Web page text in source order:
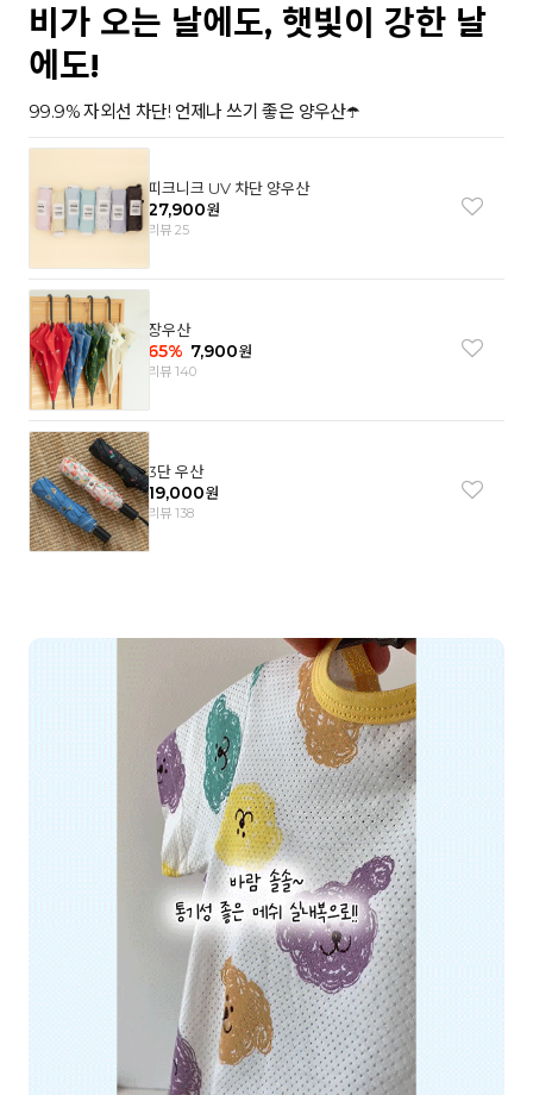
비가 오는 날에도, 햇빛이 강한 날
에도!
99.9% 자외선 차단! 언제나 쓰기 좋은 양우산☂️
피크니크 UV 차단 양우산
27,900원
리뷰 25
장우산
65% 7,900원
리뷰 140
3단 우산
19,000원
리뷰 138